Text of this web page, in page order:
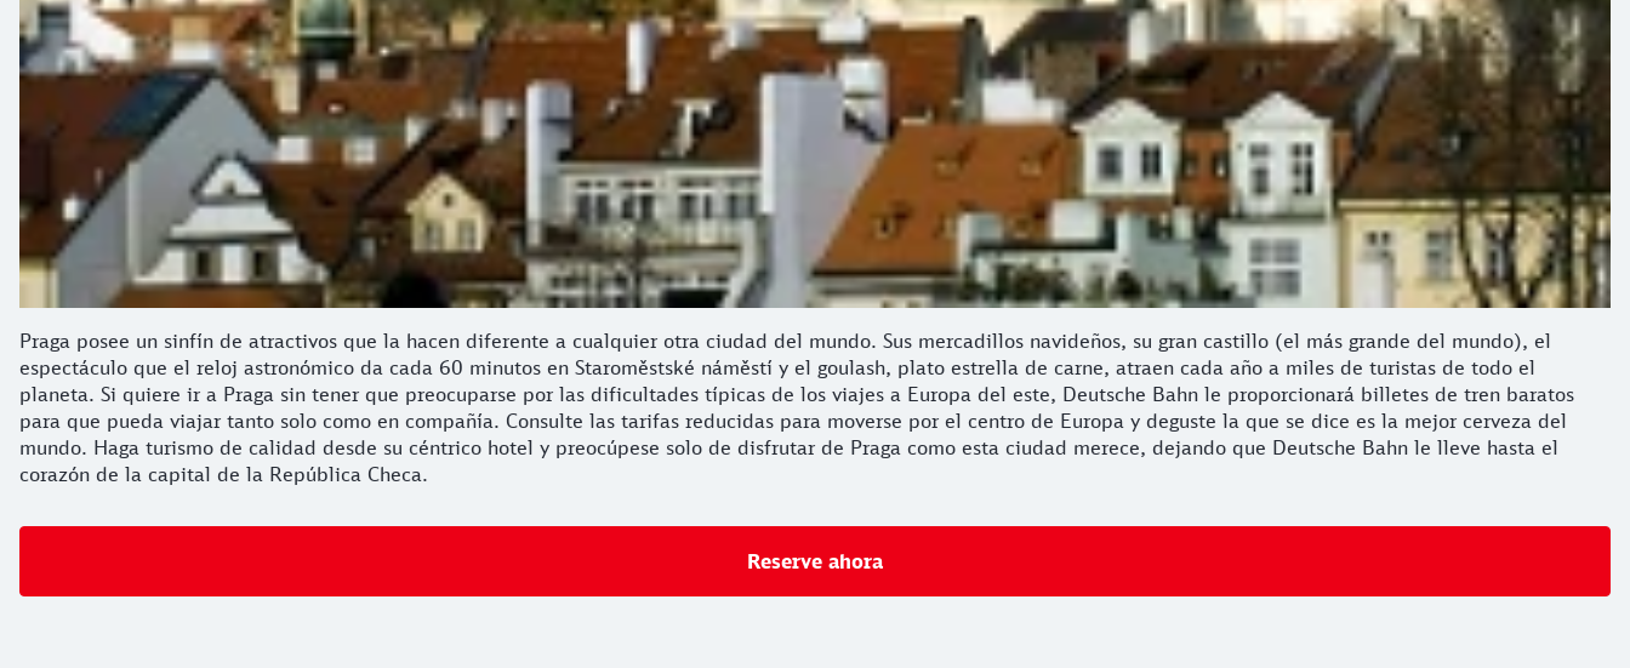
Praga posee un sinfín de atractivos que la hacen diferente a cualquier otra ciudad del mundo. Sus mercadillos navideños, su gran castillo (el más grande del mundo), el
espectáculo que el reloj astronómico da cada 60 minutos en Staroměstské náměstí y el goulash, plato estrella de carne, atraen cada año a miles de turistas de todo el
planeta. Si quiere ir a Praga sin tener que preocuparse por las dificultades típicas de los viajes a Europa del este, Deutsche Bahn le proporcionará billetes de tren baratos
para que pueda viajar tanto solo como en compañía. Consulte las tarifas reducidas para moverse por el centro de Europa y deguste la que se dice es la mejor cerveza del
mundo. Haga turismo de calidad desde su céntrico hotel y preocúpese solo de disfrutar de Praga como esta ciudad merece, dejando que Deutsche Bahn le lleve hasta el
corazón de la capital de la República Checa.
Reserve ahora